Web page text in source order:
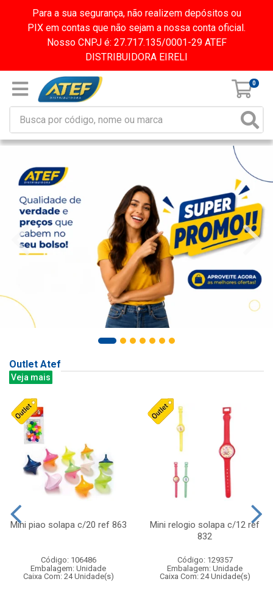
Para a sua segurança, não realizem depósitos ou
PIX em contas que não sejam a nossa conta oficial.
Nosso CNPJ é: 27.717.135/0001-29 ATEF
DISTRIBUIDORA EIRELI
0
Outlet Atef
Veja mais
Mini piao solapa c/20 ref 863
Código: 106486
Embalagem: Unidade
Caixa Com: 24 Unidade(s)
Mini relogio solapa c/12 ref
832
Código: 129357
Embalagem: Unidade
Caixa Com: 24 Unidade(s)